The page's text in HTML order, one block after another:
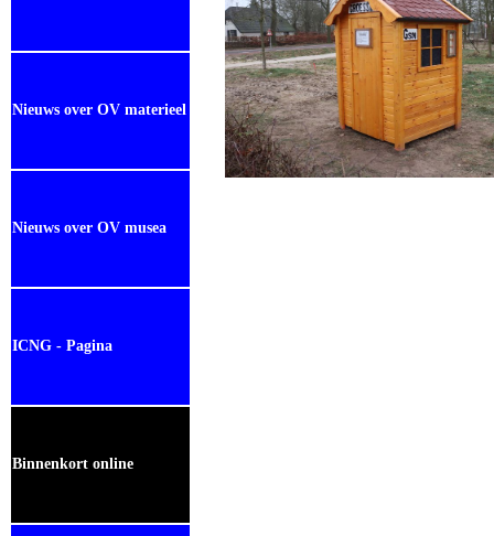
Nieuws over OV materieel
Nieuws over OV musea
ICNG - Pagina
Binnenkort online